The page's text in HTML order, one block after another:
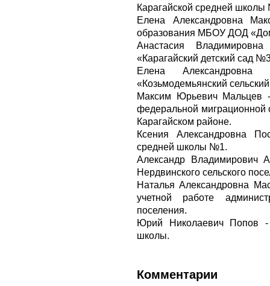
Карагайской средней
Елена Александровна
образования МБОУ ДОД «Дом
Анастасия
«Карагайский детский сад
Елена
«Козьмодемьянский
Максим Юрьевич Мальцев -
федеральной
Карагайском районе.
Ксения Александровна
средней школы №1.
Александр Владимирович
Нердвинского сельского
Наталья Александровна
учетной работе
поселения.
Юрий Николаевич Попов -
школы.
Комментарии